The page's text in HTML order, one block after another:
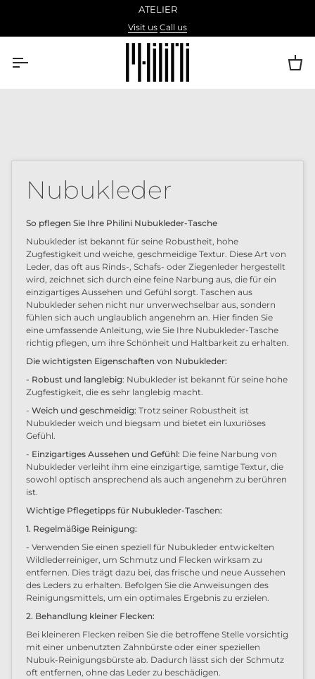
ATELIER
Visit us Call us
Nubukleder
So pflegen Sie Ihre Philini Nubukleder-Tasche
Nubukleder ist bekannt für seine Robustheit, hohe
Zugfestigkeit und weiche, geschmeidige Textur. Diese Art von
Leder, das oft aus Rinds-, Schafs- oder Ziegenleder hergestellt
wird, zeichnet sich durch eine feine Narbung aus, die für ein
einzigartiges Aussehen und Gefühl sorgt. Taschen aus
Nubukleder sehen nicht nur unverwechselbar aus, sondern
fühlen sich auch unglaublich angenehm an. Hier finden Sie
eine umfassende Anleitung, wie Sie Ihre Nubukleder-Tasche
richtig pflegen, um ihre Schönheit und Haltbarkeit zu erhalten.
Die wichtigsten Eigenschaften von Nubukleder:
- Robust und langlebig: Nubukleder ist bekannt für seine hohe
Zugfestigkeit, die es sehr langlebig macht.
- Weich und geschmeidig: Trotz seiner Robustheit ist
Nubukleder weich und biegsam und bietet ein luxuriöses
Gefühl.
- Einzigartiges Aussehen und Gefühl: Die feine Narbung von
Nubukleder verleiht ihm eine einzigartige, samtige Textur, die
sowohl optisch ansprechend als auch angenehm zu berühren
ist.
Wichtige Pflegetipps für Nubukleder-Taschen:
1. Regelmäßige Reinigung:
- Verwenden Sie einen speziell für Nubukleder entwickelten
Wildlederreiniger, um Schmutz und Flecken wirksam zu
entfernen. Dies trägt dazu bei, das frische und neue Aussehen
des Leders zu erhalten. Befolgen Sie die Anweisungen des
Reinigungsmittels, um ein optimales Ergebnis zu erzielen.
2. Behandlung kleiner Flecken:
Bei kleineren Flecken reiben Sie die betroffene Stelle vorsichtig
mit einer unbenutzten Zahnbürste oder einer speziellen
Nubuk-Reinigungsbürste ab. Dadurch lässt sich der Schmutz
oft entfernen, ohne das Leder zu beschädigen.